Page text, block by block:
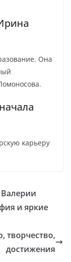
Она
карьеру
и яркие
творчество,
достижения